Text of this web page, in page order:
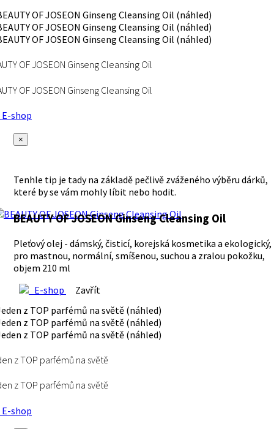
OF JOSEON Ginseng Cleansing Oil
OF JOSEON Ginseng Cleansing Oil
shop
×
Tenhle tip je tady na základě pečlivě zváženého výběru dárků,
které by se vám mohly líbit nebo hodit.
BEAUTY OF JOSEON Ginseng Cleansing Oil
Pleťový olej - dámský, čisticí, korejská kosmetika a ekologický,
pro mastnou, normální, smíšenou, suchou a zralou pokožku,
objem 210 ml
E-shop
Zavřít
z TOP parfémů na světě
z TOP parfémů na světě
shop